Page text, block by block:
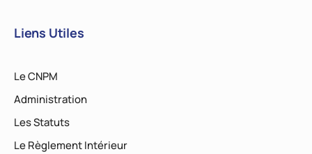
Liens Utiles
Le CNPM
Administration
Les Statuts
Le Règlement Intérieur